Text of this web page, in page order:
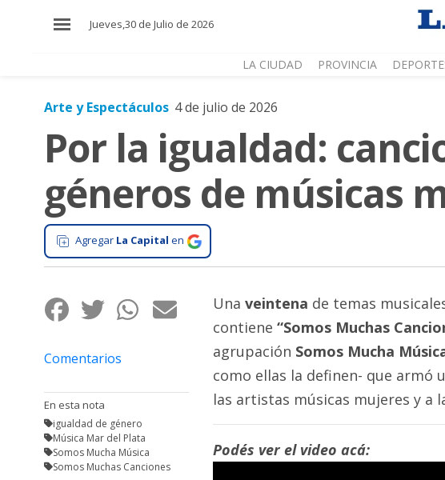
Jueves,30 de Julio de 2026
LA CIUDAD PROVINCIA
Zona
Cultura
Gastronomía
Salud
General
Ciudad
Deportes
Arte y Espectáculos 4 de julio de 2026
Por la igualdad:
géneros de músicas
Agregar La Capital en
Comentarios
En esta nota
igualdad de género
Música Mar del Plata
Somos Mucha Música
Somos Muchas Canciones
Una veintena de temas
contiene “Somos Muchas
agrupación Somos Mucha
como ellas la definen- que armó
las artistas músicas mujeres y a
Podés ver el video acá: